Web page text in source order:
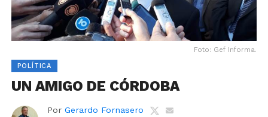
Foto: Gef Informa.
POLÍTICA
UN AMIGO DE CÓRDOBA
Por Gerardo Fornasero